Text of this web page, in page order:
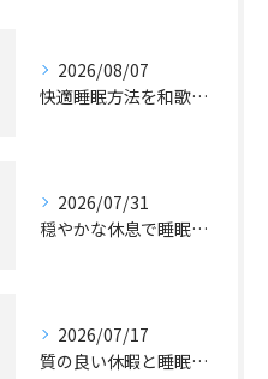
2026/08/07
快適睡眠方法を和歌山県和歌山市日高郡印南町の気候と生活に合わせて実践するコツ
2026/07/31
穏やかな休息で睡眠の質を高めるやさしい習慣と自分らしいリラックス法ガイド
2026/07/17
質の良い休暇と睡眠でパフォーマンスを最大化する実践的な休み方ガイド